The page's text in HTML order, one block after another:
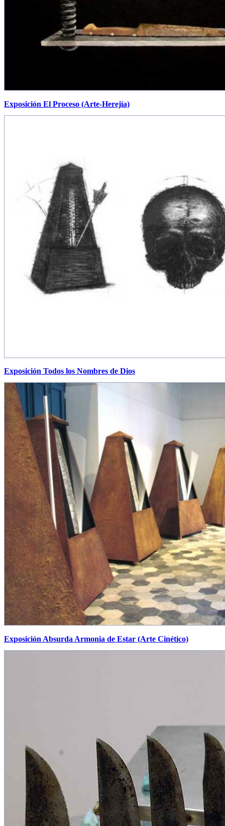
Exposición El Proceso (Arte-Herejía)
Exposición Todos los Nombres de Dios
Exposición Absurda Armonia de Estar (Arte Cinético)